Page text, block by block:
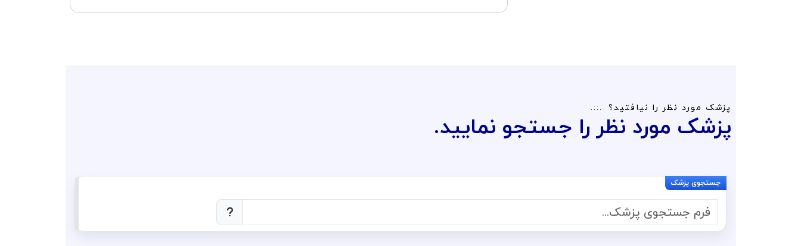
پزشک مورد نظر را نیافتید؟
پزشک مورد نظر را جستجو نمایید.